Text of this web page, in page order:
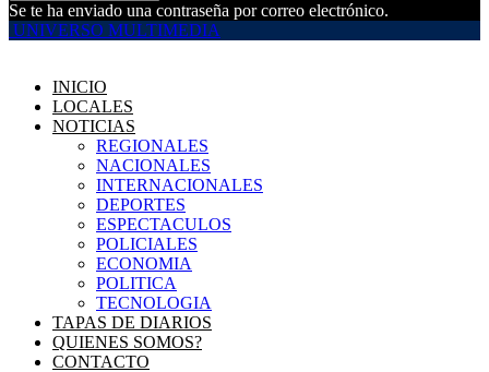
Se te ha enviado una contraseña por correo electrónico.
UNIVERSO MULTIMEDIA
INICIO
LOCALES
NOTICIAS
REGIONALES
NACIONALES
INTERNACIONALES
DEPORTES
ESPECTACULOS
POLICIALES
ECONOMIA
POLITICA
TECNOLOGIA
TAPAS DE DIARIOS
QUIENES SOMOS?
CONTACTO